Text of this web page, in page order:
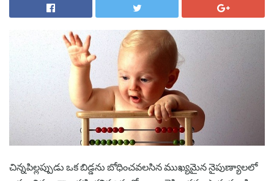
చిన్నపిల్లప్పుడు ఒక బిడ్డను బోధించవలసిన ముఖ్యమైన నైపుణ్యాలలో